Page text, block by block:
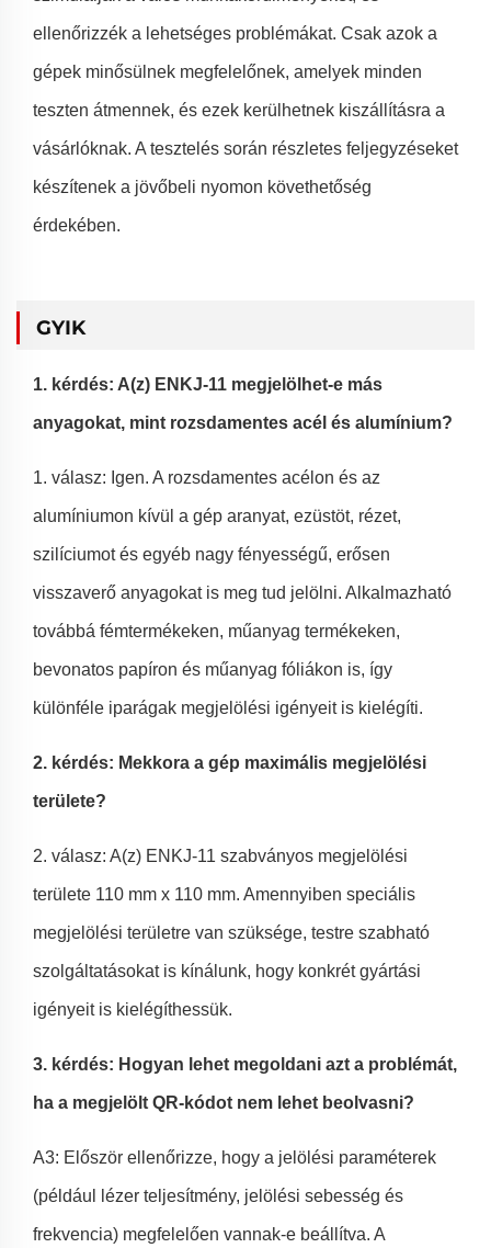
ellenőrizzék a lehetséges problémákat. Csak azok a
gépek minősülnek megfelelőnek, amelyek minden
teszten átmennek, és ezek kerülhetnek kiszállításra a
vásárlóknak. A tesztelés során részletes feljegyzéseket
készítenek a jövőbeli nyomon követhetőség
érdekében.
GYIK
1. kérdés: A(z) ENKJ-11 megjelölhet-e más
anyagokat, mint rozsdamentes acél és alumínium?
1. válasz: Igen. A rozsdamentes acélon és az
alumíniumon kívül a gép aranyat, ezüstöt, rézet,
szilíciumot és egyéb nagy fényességű, erősen
visszaverő anyagokat is meg tud jelölni. Alkalmazható
továbbá fémtermékeken, műanyag termékeken,
bevonatos papíron és műanyag fóliákon is, így
különféle iparágak megjelölési igényeit is kielégíti.
2. kérdés: Mekkora a gép maximális megjelölési
területe?
2. válasz: A(z) ENKJ-11 szabványos megjelölési
területe 110 mm x 110 mm. Amennyiben speciális
megjelölési területre van szüksége, testre szabható
szolgáltatásokat is kínálunk, hogy konkrét gyártási
igényeit is kielégíthessük.
3. kérdés: Hogyan lehet megoldani azt a problémát,
ha a megjelölt QR-kódot nem lehet beolvasni?
A3: Először ellenőrizze, hogy a jelölési paraméterek
(például lézer teljesítmény, jelölési sebesség és
frekvencia) megfelelően vannak-e beállítva. A